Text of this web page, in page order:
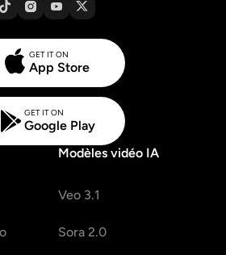
GET IT ON
App Store
GET IT ON
Google Play
Modèles vidéo IA
Veo 3.1
Sora 2.0